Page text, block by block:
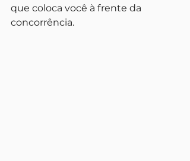
que coloca você à frente da
concorrência.